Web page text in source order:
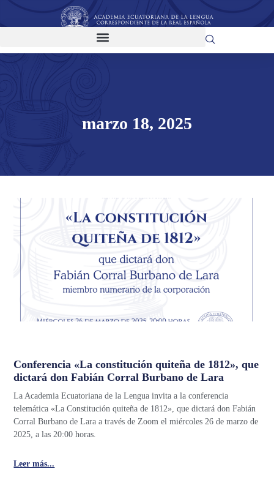
marzo 18, 2025
Conferencia «La constitución quiteña de 1812», que
dictará don Fabián Corral Burbano de Lara
La Academia Ecuatoriana de la Lengua invita a la conferencia
telemática «La Constitución quiteña de 1812», que dictará don Fabián
Corral Burbano de Lara a través de Zoom el miércoles 26 de marzo de
2025, a las 20:00 horas.
Leer más...